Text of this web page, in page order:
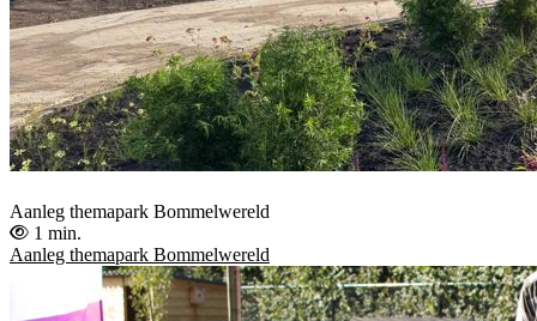
Aanleg themapark Bommelwereld
1 min.
Aanleg themapark Bommelwereld